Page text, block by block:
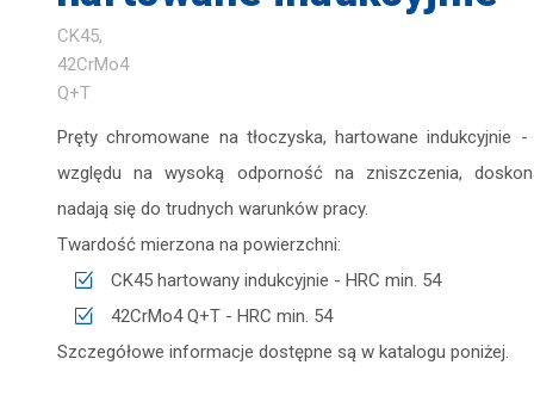
CK45,
42CrMo4
Q+T
Pręty chromowane na tłoczyska, hartowane indukcyjnie
względu na wysoką odporność na zniszczenia,
nadają się do trudnych warunków pracy.
Twardość mierzona na powierzchni:
CK45 hartowany indukcyjnie - HRC min. 54
42CrMo4 Q+T - HRC min. 54
Szczegółowe informacje dostępne są w katalogu poniżej.